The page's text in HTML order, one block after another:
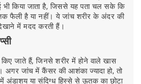
किया जाता है, जिससे यह पता चल सके कि
फैली है या नहीं। ये जांच शरीर के अंदर की
में मदद करती हैं।
जाते हैं, जिनसे शरीर में होने वाले खास
अगर जांच में कैंसर की आशंका ज्यादा हो, तो
अंडाशय या संदिग्ध हिस्से से ऊतक का छोटा